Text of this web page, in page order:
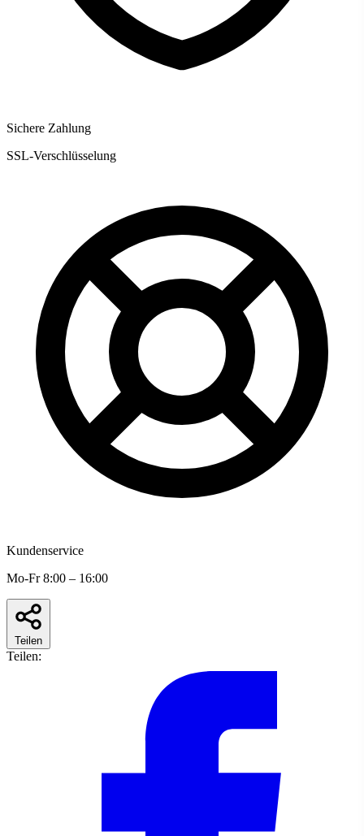
Sichere Zahlung
SSL-Verschlüsselung
Kundenservice
Mo-Fr 8:00 – 16:00
Teilen
Teilen: